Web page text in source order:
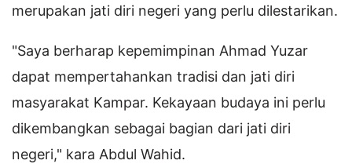
merupakan jati diri negeri yang perlu dilestarikan.
"Saya berharap kepemimpinan Ahmad Yuzar
dapat mempertahankan tradisi dan jati diri
masyarakat Kampar. Kekayaan budaya ini perlu
dikembangkan sebagai bagian dari jati diri
negeri," kara Abdul Wahid.